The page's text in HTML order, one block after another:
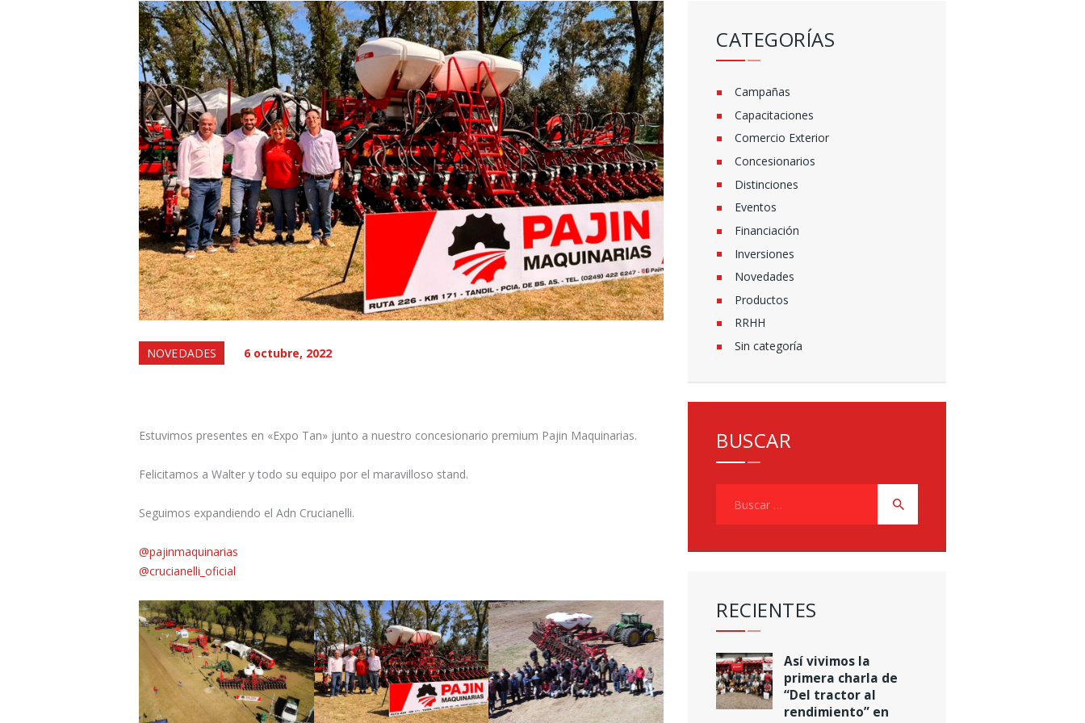
NOVEDADES 6 octubre, 2022
Estuvimos presentes en «Expo Tan» junto a nuestro concesionario premium Pajin Maquinarias.
Felicitamos a Walter y todo su equipo por el maravilloso stand.
Seguimos expandiendo el Adn Crucianelli.
@pajinmaquinarias
@crucianelli_oficial
CATEGORÍAS
Campañas
Capacitaciones
Comercio Exterior
Concesionarios
Distinciones
Eventos
Financiación
Inversiones
Novedades
Productos
RRHH
Sin categoría
BUSCAR
RECIENTES
Así vivimos la
primera charla de
“Del tractor al
rendimiento” en